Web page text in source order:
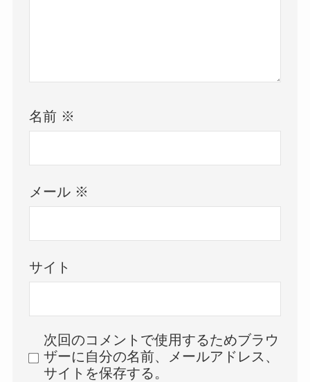
名前 ※
メール ※
サイト
次回のコメントで使用するためブラウ
ザーに自分の名前、メールアドレス、
サイトを保存する。